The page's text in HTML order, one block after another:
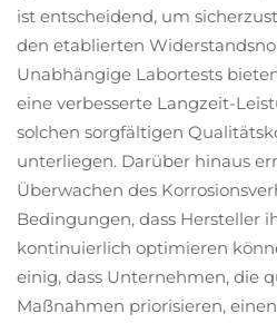
ist entscheidend, um
den etablierten
Unabhängige Labortests
eine verbesserte Langzeit-
solchen sorgfältigen
unterliegen. Darüber hinaus
Überwachen des
Bedingungen, dass Hersteller
kontinuierlich optimieren
einig, dass Unternehmen, die
Maßnahmen priorisieren,